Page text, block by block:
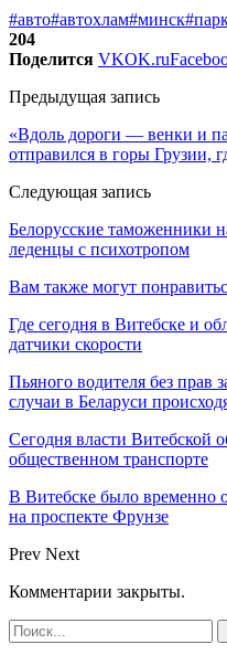
#авто#автохлам#минск
204
Поделится VKOK.ru
Предыдущая запись
«Вдоль дороги — венки и
отправился в горы Грузии,
Следующая запись
Белорусские таможенники
леденцы с психотропом
Вам также могут
Где сегодня в Витебске и
датчики скорости
Пьяного водителя без
случаи в Беларуси
Сегодня власти Витебской
общественном транспорте
В Витебске было временно
на проспекте Фрунзе
Prev Next
Комментарии закрыты.